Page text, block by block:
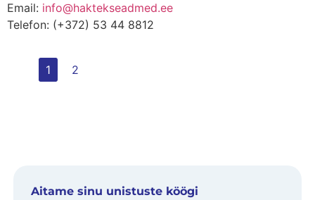
Email: info@haktekseadmed.ee
Telefon: (+372) 53 44 8812
1 2
Aitame sinu unistuste köögi